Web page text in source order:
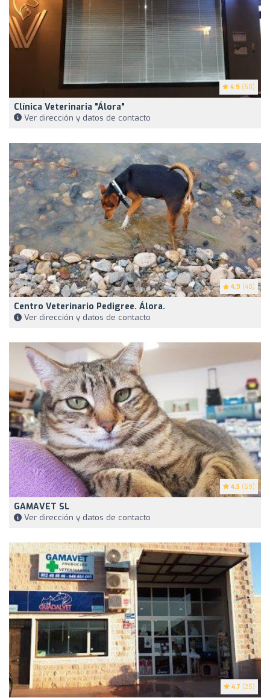
4.9 (60)
Clínica Veterinaria "Álora"
Ver dirección y datos de contacto
4.9 (48)
Centro Veterinario Pedigree. Álora.
Ver dirección y datos de contacto
4.5 (69)
GAMAVET SL
Ver dirección y datos de contacto
4.7 (25)